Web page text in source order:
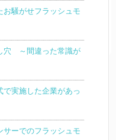
お騒がせフラッシュモ
穴 ～間違った常識が
で実施した企業があっ
サーでのフラッシュモ